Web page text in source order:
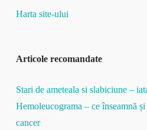
Harta site-ului
Articole recomandate
Stari de ameteala si slabiciune –
Hemoleucograma – ce înseamnă
cancer